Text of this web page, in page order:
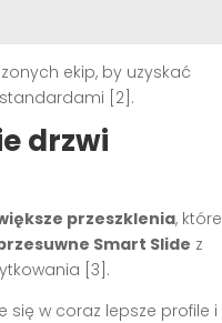
ekip, by uzyskać
[2] .
drzwi
przeszklenia, które
Smart Slide z
[3] .
się w coraz lepsze profile i